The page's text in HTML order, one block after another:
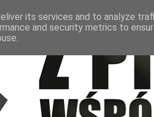
its services and to analyze
and security metrics to